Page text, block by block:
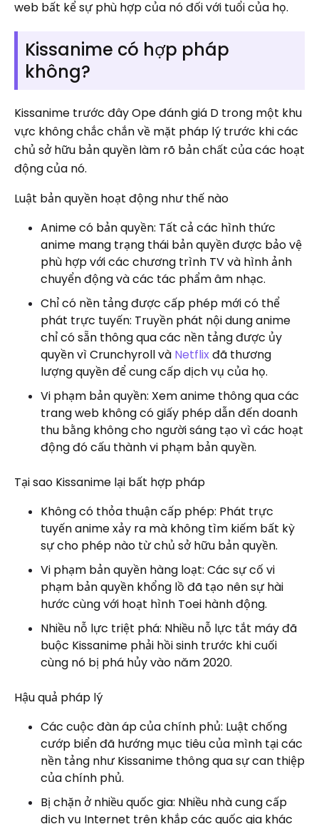
web bất kể sự phù hợp của nó đối với tuổi của họ.
Kissanime có hợp pháp
không?
Kissanime trước đây Ope đánh giá D trong một khu
vực không chắc chắn về mặt pháp lý trước khi các
chủ sở hữu bản quyền làm rõ bản chất của các hoạt
động của nó.
Luật bản quyền hoạt động như thế nào
Anime có bản quyền: Tất cả các hình thức
anime mang trạng thái bản quyền được bảo vệ
phù hợp với các chương trình TV và hình ảnh
chuyển động và các tác phẩm âm nhạc.
Chỉ có nền tảng được cấp phép mới có thể
phát trực tuyến: Truyền phát nội dung anime
chỉ có sẵn thông qua các nền tảng được ủy
quyền vì Crunchyroll và Netflixđã thương
lượng quyền để cung cấp dịch vụ của họ.
Vi phạm bản quyền: Xem anime thông qua các
trang web không có giấy phép dẫn đến doanh
thu bằng không cho người sáng tạo vì các hoạt
động đó cấu thành vi phạm bản quyền.
Tại sao Kissanime lại bất hợp pháp
Không có thỏa thuận cấp phép: Phát trực
tuyến anime xảy ra mà không tìm kiếm bất kỳ
sự cho phép nào từ chủ sở hữu bản quyền.
Vi phạm bản quyền hàng loạt: Các sự cố vi
phạm bản quyền khổng lồ đã tạo nên sự hài
hước cùng với hoạt hình Toei hành động.
Nhiều nỗ lực triệt phá: Nhiều nỗ lực tắt máy đã
buộc Kissanime phải hồi sinh trước khi cuối
cùng nó bị phá hủy vào năm 2020.
Hậu quả pháp lý
Các cuộc đàn áp của chính phủ: Luật chống
cướp biển đã hướng mục tiêu của mình tại các
nền tảng như Kissanime thông qua sự can thiệp
của chính phủ.
Bị chặn ở nhiều quốc gia: Nhiều nhà cung cấp
dịch vụ Internet trên khắp các quốc gia khác